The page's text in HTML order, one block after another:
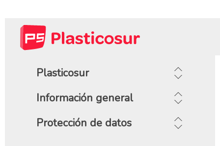
Plasticosur
Información general
Protección de datos